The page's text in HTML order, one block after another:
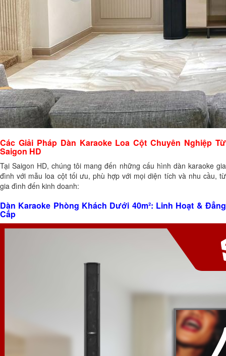
Các Giải Pháp Dàn Karaoke Loa Cột Chuyên Nghiệp Từ
Saigon HD
Tại Saigon HD, chúng tôi mang đến những cấu hình dàn karaoke gia
đình với mẫu loa cột tối ưu, phù hợp với mọi diện tích và nhu cầu, từ
gia đình đến kinh doanh:
Dàn Karaoke Phòng Khách Dưới 40m²: Linh Hoạt & Đẳng
Cấp